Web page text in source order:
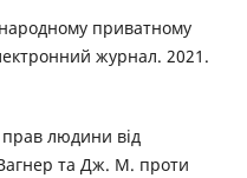
приватному
журнал. 2021.
прав людини від
та Дж. М. проти